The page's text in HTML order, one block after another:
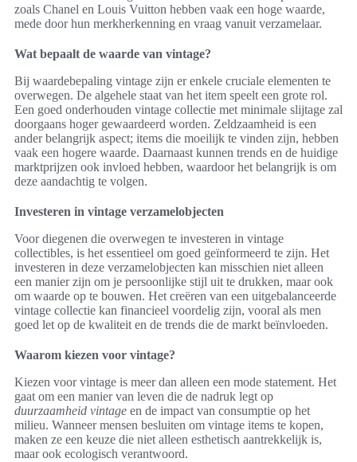
zoals Chanel en Louis Vuitton hebben vaak een hoge waarde,
mede door hun merkherkenning en vraag vanuit verzamelaar.
Wat bepaalt de waarde van vintage?
Bij waardebepaling vintage zijn er enkele cruciale elementen te
overwegen. De algehele staat van het item speelt een grote rol.
Een goed onderhouden vintage collectie met minimale slijtage zal
doorgaans hoger gewaardeerd worden. Zeldzaamheid is een
ander belangrijk aspect; items die moeilijk te vinden zijn, hebben
vaak een hogere waarde. Daarnaast kunnen trends en de huidige
marktprijzen ook invloed hebben, waardoor het belangrijk is om
deze aandachtig te volgen.
Investeren in vintage verzamelobjecten
Voor diegenen die overwegen te investeren in vintage
collectibles, is het essentieel om goed geïnformeerd te zijn. Het
investeren in deze verzamelobjecten kan misschien niet alleen
een manier zijn om je persoonlijke stijl uit te drukken, maar ook
om waarde op te bouwen. Het creëren van een uitgebalanceerde
vintage collectie kan financieel voordelig zijn, vooral als men
goed let op de kwaliteit en de trends die de markt beïnvloeden.
Waarom kiezen voor vintage?
Kiezen voor vintage is meer dan alleen een mode statement. Het
gaat om een manier van leven die de nadruk legt op
duurzaamheid vintage en de impact van consumptie op het
milieu. Wanneer mensen besluiten om vintage items te kopen,
maken ze een keuze die niet alleen esthetisch aantrekkelijk is,
maar ook ecologisch verantwoord.